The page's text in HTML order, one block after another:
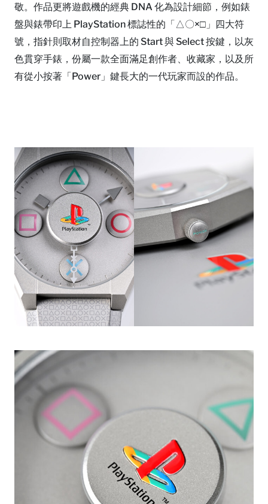
敬。作品更將遊戲機的經典 DNA 化為設計細節，例如錶
盤與錶帶印上 PlayStation 標誌性的「△〇×□」四大符
號，指針則取材自控制器上的 Start 與 Select 按鍵，以灰
色貫穿手錶，份屬一款全面滿足創作者、收藏家，以及所
有從小按著「Power」鍵長大的一代玩家而設的作品。